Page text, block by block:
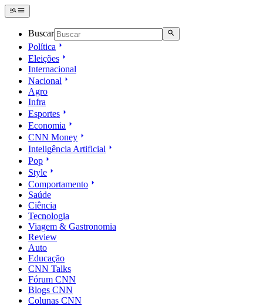
Buscar
Política
Eleições
Internacional
Nacional
Agro
Infra
Esportes
Economia
CNN Money
Inteligência Artificial
Pop
Style
Comportamento
Saúde
Ciência
Tecnologia
Viagem & Gastronomia
Review
Auto
Educação
CNN Talks
Fórum CNN
Blogs CNN
Colunas CNN